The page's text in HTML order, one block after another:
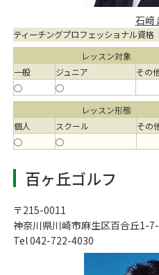
石﨑
ティーチングプロフェッショナル資格
レッスン対象
一般
ジュニア
その
○
○
レッスン形態
個人
スクール
その
○
○
百ヶ丘ゴルフ
〒215-0011
神奈川県川崎市麻生区百合丘1-
Tel 042-722-4030